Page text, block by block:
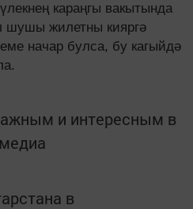
караңгы вакытында
шушы жилетны кияргә
начар булса, бу кагыйдә
и интересным в
в